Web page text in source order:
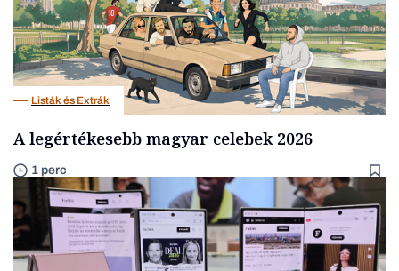
Listák és Extrák
A legértékesebb magyar celebek 2026
1 perc